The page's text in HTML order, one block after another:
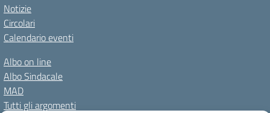
Notizie
Circolari
Calendario eventi
Albo on line
Albo Sindacale
MAD
Tutti gli argomenti